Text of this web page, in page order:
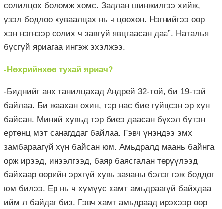
солилцох боломж хомс. Задлан шинжилгээ хийж,
үзэл бодлоо хуваалцах нь ч цөөхөн. Нэгнийгээ өөр
хэн нэгнээр солих ч завгүй явцгаасан даа”. Наталья
бүсгүй яриагаа ингэж эхэлжээ.
-Нөхрийнхөө тухай яриач?
-Биднийг анх танилцахад Андрей 32-той, би 19-тэй
байлаа. Би жаахан охин, тэр нас бие гүйцсэн эр хүн
байсан. Миний хувьд тэр биеэ даасан бүхэл бүтэн
ертөнц мэт санагддаг байлаа. Гэвч үнэндээ эмх
замбараагүй хүн байсан юм. Амьдралд маань байнга
орж ирээд, инээлгээд, баяр баясгалан төрүүлээд
байхаар өөрийн эрхгүй хувь заяаны бэлэг гэж боддог
юм билээ. Ер нь ч хүмүүс хамт амьдраагүй байхдаа
ийм л байдаг биз. Гэвч хамт амьдраад ирэхээр өөр